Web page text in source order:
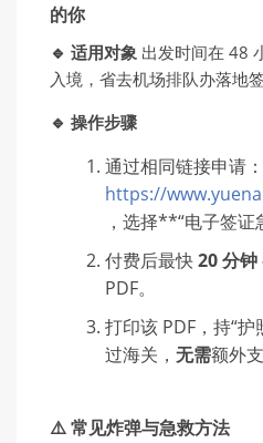
的你
🔹 适用对象 出发时间在 48
入境，省去机场排队办落地签
🔹 操作步骤
通过相同链接申请：
https://
，选择**“电子签证
付费后最快20 分钟
PDF。
打印该 PDF，持“
过海关， 无需额外
⚠️ 常见炸弹与急救方法